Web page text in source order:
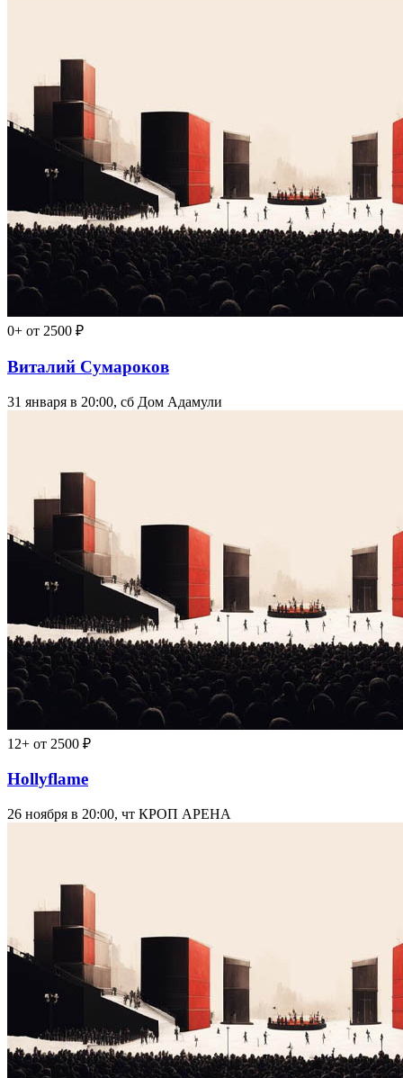
0+ от 2500 ₽
Виталий Сумароков
31 января в 20:00, сб Дом Адамули
12+ от 2500 ₽
Hollyflame
26 ноября в 20:00, чт КРОП АРЕНА